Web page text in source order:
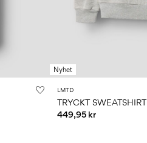
Nyhet
LMTD
TRYCKT SWEATSHIRT
449,95 kr